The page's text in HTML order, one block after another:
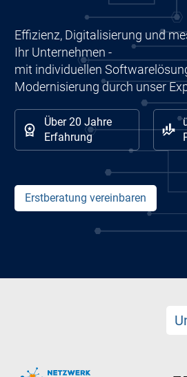
Effizienz, Digitalisierung und
Ihr Unternehmen -
mit individuellen
Modernisierung durch unser
Über 20 Jahre
Erfahrung
Erstberatung vereinbaren